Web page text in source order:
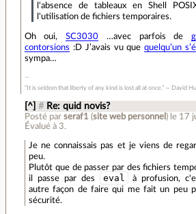
l'absence de tableaux en Shell
l'utilisation de fichiers temporaires.
Oh oui,SC3030 …avec parfois de
contorsions :D J’avais vu quequelqu’un
sympa…
“It is seldom that liberty of any kind is lost all at once.” ― David
[^] # Re: quid novis?
Posté parseraf1 (site web personnel ) le 17
Évalué à 3.
Je ne connaissais pas et je viens de
peu.
Plutôt que de passer par des fichiers
il passe par des
eval
à profusion,
autre façon de faire qui me fait un peu
sécurité.